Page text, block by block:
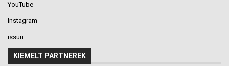
YouTube
Instagram
issuu
KIEMELT PARTNEREK